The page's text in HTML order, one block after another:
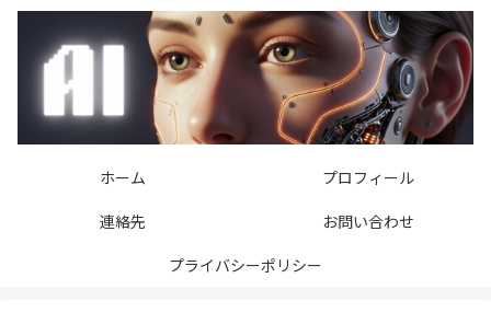
ホーム
プロフィール
連絡先
お問い合わせ
プライバシーポリシー